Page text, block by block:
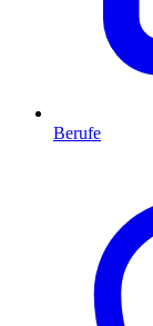
Berufe